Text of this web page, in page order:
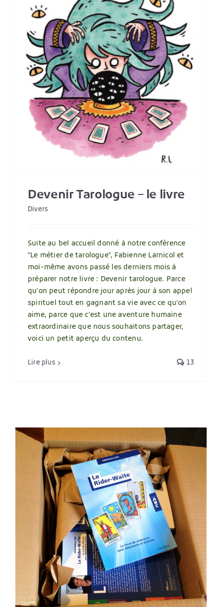
Devenir Tarologue – le livre
Divers
Suite au bel accueil donné à notre conférence
"Le métier de tarologue", Fabienne Larnicol et
moi-même avons passé les derniers mois à
préparer notre livre : Devenir tarologue. Parce
qu'on peut répondre jour après jour à son appel
spirituel tout en gagnant sa vie avec ce qu'on
aime, parce que c'est une aventure humaine
extraordinaire que nous souhaitons partager,
voici un petit aperçu du contenu.
Lire plus 13